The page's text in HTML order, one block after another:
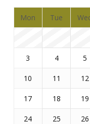
Mon Tue
3 4 5
10 11 12
17 18 19
24 25 26